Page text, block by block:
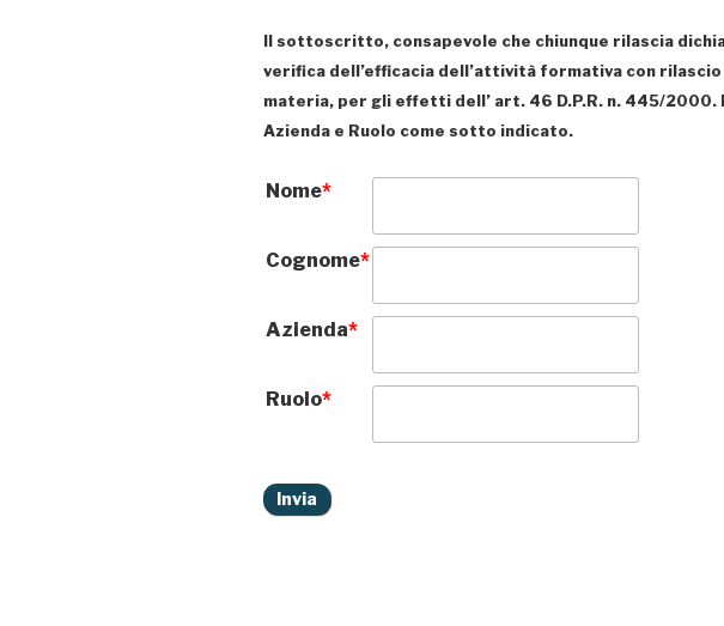
Il sottoscritto, consapevole che chiunque rilascia
verifica dell’efficacia dell’attività formativa con
materia, per gli effetti dell’ art. 46 D.P.R. n. 445/
Azienda e Ruolo come sotto indicato.
Nome*
Cognome*
Azienda*
Ruolo*